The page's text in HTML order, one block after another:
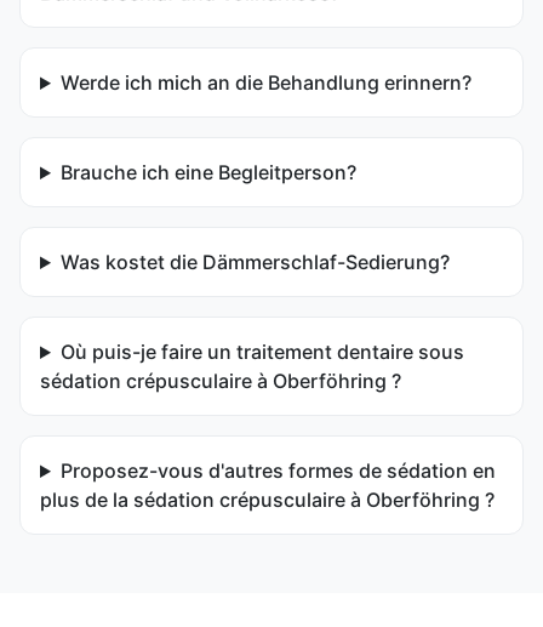
Werde ich mich an die Behandlung erinnern?
Brauche ich eine Begleitperson?
Was kostet die Dämmerschlaf-Sedierung?
Où puis-je faire un traitement dentaire sous
sédation crépusculaire à Oberföhring ?
Proposez-vous d'autres formes de sédation en
plus de la sédation crépusculaire à Oberföhring ?